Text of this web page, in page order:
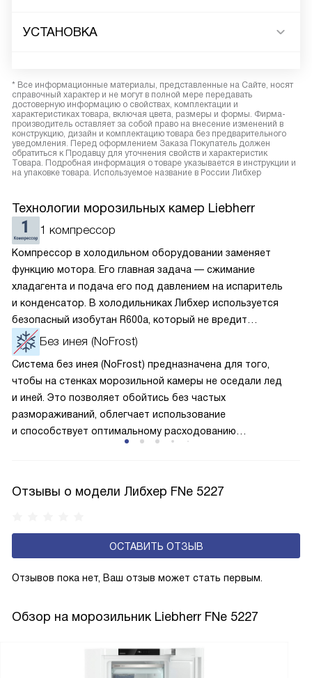
УСТАНОВКА
* Все информационные материалы, представленные на Сайте, носят
справочный характер и не могут в полной мере передавать
достоверную информацию о свойствах, комплектации и
характеристиках товара, включая цвета, размеры и формы. Фирма-
производитель оставляет за собой право на внесение изменений в
конструкцию, дизайн и комплектацию товара без предварительного
уведомления. Перед оформлением Заказа Покупатель должен
обратиться к Продавцу для уточнения свойств и характеристик
Товара. Подробная информация о товаре указывается в инструкции и
на упаковке товара. Используемое название в России Либхер
Технологии морозильных камер Liebherr
1 компрессор
Компрессор в холодильном оборудовании заменяет
функцию мотора. Его главная задача — сжимание
хладагента и подача его под давлением на испаритель
и конденсатор. В холодильниках Либхер используется
безопасный изобутан R600a, который не вредит
окружающей среде. Компрессор перегоняет его
по охладительному контуру по принципу насоса. Чем
лучше работает «мотор» прибора, тем качественнее
и быстрее происходит охлаждение, затрачивается
меньше электроэнергии.
Без инея (NoFrost)
Система без инея (NoFrost) предназначена для того,
чтобы на стенках морозильной камеры не оседали лед
и иней. Это позволяет обойтись без частых
размораживаний, облегчает использование
и способствует оптимальному расходованию
камеры.
Отзывы о модели Либхер FNe 5227
ОСТАВИТЬ ОТЗЫВ
Отзывов пока нет, Ваш отзыв может стать первым.
Обзор на морозильник Liebherr FNe 5227